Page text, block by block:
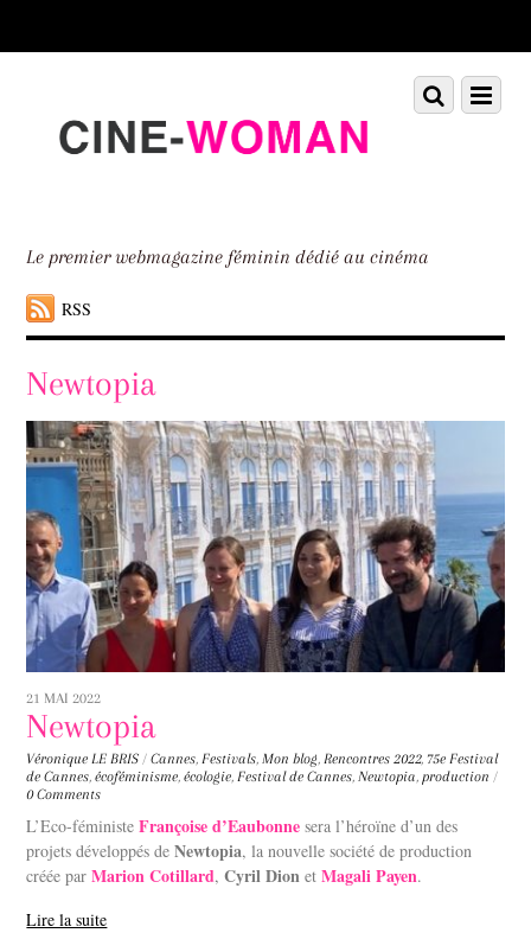
down
Le premier webmagazine féminin dédié au cinéma
RSS
Menu
Scroll
down
Newtopia
21 MAI 2022
Newtopia
Véronique LE BRIS / Cannes, Festivals, Mon blog, Rencontres 2022,75e Festival
de Cannes,écoféminisme,écologie, Festival de Cannes, Newtopia, production /
0 Comments
L’Eco-féministeFrançoise d’Eaubonne sera l’héroïne d’un des
projets développés deNewtopia, la nouvelle société de production
créée parMarion Cotillard,Cyril Dion etMagali Payen.
Lire la suite